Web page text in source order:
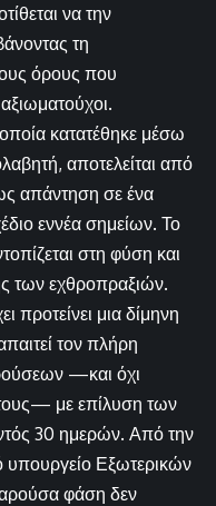
να την
τη
όρους που
κατατέθηκε μέσω
αποτελείται από
απάντηση σε ένα
εννέα σημείων. Το
στη φύση και
των εχθροπραξιών.
προτείνει μια δίμηνη
τον πλήρη
—και όχι
με επίλυση των
30 ημερών. Από την
υπουργείο Εξωτερικών
φάση δεν